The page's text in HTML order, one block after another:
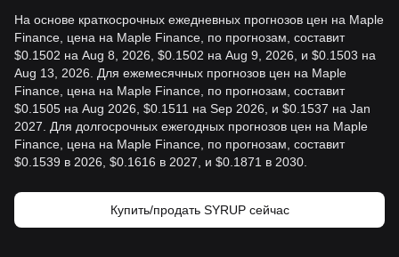
На основе краткосрочных ежедневных прогнозов цен на Maple
Finance, цена на Maple Finance, по прогнозам, составит
$0.1502 на Aug 8, 2026, $0.1502 на Aug 9, 2026, и $0.1503 на
Aug 13, 2026. Для ежемесячных прогнозов цен на Maple
Finance, цена на Maple Finance, по прогнозам, составит
$0.1505 на Aug 2026, $0.1511 на Sep 2026, и $0.1537 на Jan
2027. Для долгосрочных ежегодных прогнозов цен на Maple
Finance, цена на Maple Finance, по прогнозам, составит
$0.1539 в 2026, $0.1616 в 2027, и $0.1871 в 2030.
Купить/продать SYRUP сейчас